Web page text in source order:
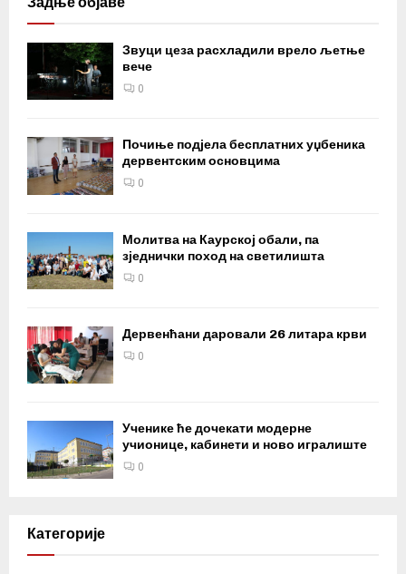
Звуци цеза расхладили врело љетње
вече
0
Почиње подјела бесплатних уџбеника
дервентским основцима
0
Молитва на Каурској обали, па
зједнички поход на светилишта
0
Дервенћани даровали 26 литара крви
0
Ученике ће дочекати модерне
учионице, кабинети и ново игралиште
0
Категорије